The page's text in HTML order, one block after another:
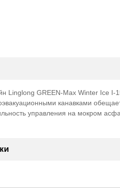
Linglong GREEN-Max Winter Ice I-
канавками
управления на мокром